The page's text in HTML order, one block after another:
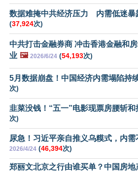
数据难掩中共经济压力 内需低迷暴
(37,924次)
中共打击金融券商 冲击香港金融和
业 🖼️ 2026/6/24 (54,193次)
5月数据崩盘！中国经济内需塌陷持
次)
韭菜没钱！“五一”电影现票房腰斩和
次)
尿急！习近平亲自推义乌糢式，内需
2026/4/24 (46,394次)
郑丽文北京之行由谁买单？中国房地